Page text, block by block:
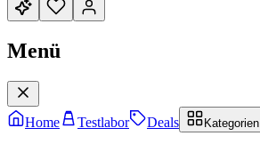
Menü
Home Testlabor Deals Kategorien